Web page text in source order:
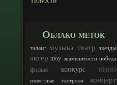
Облако меток
талант музыка театр звезды
актер шоу знаменитости победа
фильм конкурс кино
известные гастроли концерт